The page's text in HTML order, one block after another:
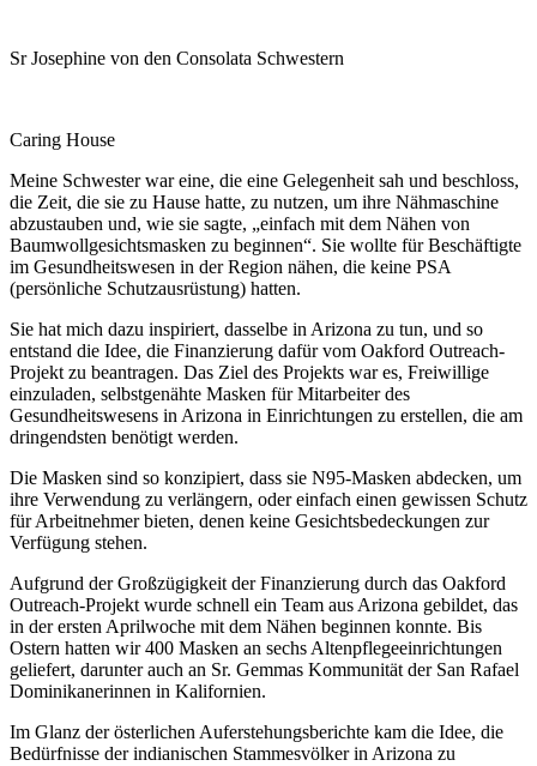
Sr Josephine von den Consolata Schwestern
Caring House
Meine Schwester war eine, die eine Gelegenheit sah und beschloss,
die Zeit, die sie zu Hause hatte, zu nutzen, um ihre Nähmaschine
abzustauben und, wie sie sagte, „einfach mit dem Nähen von
Baumwollgesichtsmasken zu beginnen“. Sie wollte für Beschäftigte
im Gesundheitswesen in der Region nähen, die keine PSA
(persönliche Schutzausrüstung) hatten.
Sie hat mich dazu inspiriert, dasselbe in Arizona zu tun, und so
entstand die Idee, die Finanzierung dafür vom Oakford Outreach-
Projekt zu beantragen. Das Ziel des Projekts war es, Freiwillige
einzuladen, selbstgenähte Masken für Mitarbeiter des
Gesundheitswesens in Arizona in Einrichtungen zu erstellen, die am
dringendsten benötigt werden.
Die Masken sind so konzipiert, dass sie N95-Masken abdecken, um
ihre Verwendung zu verlängern, oder einfach einen gewissen Schutz
für Arbeitnehmer bieten, denen keine Gesichtsbedeckungen zur
Verfügung stehen.
Aufgrund der Großzügigkeit der Finanzierung durch das Oakford
Outreach-Projekt wurde schnell ein Team aus Arizona gebildet, das
in der ersten Aprilwoche mit dem Nähen beginnen konnte. Bis
Ostern hatten wir 400 Masken an sechs Altenpflegeeinrichtungen
geliefert, darunter auch an Sr. Gemmas Kommunität der San Rafael
Dominikanerinnen in Kalifornien.
Im Glanz der österlichen Auferstehungsberichte kam die Idee, die
Bedürfnisse der indianischen Stammesvölker in Arizona zu